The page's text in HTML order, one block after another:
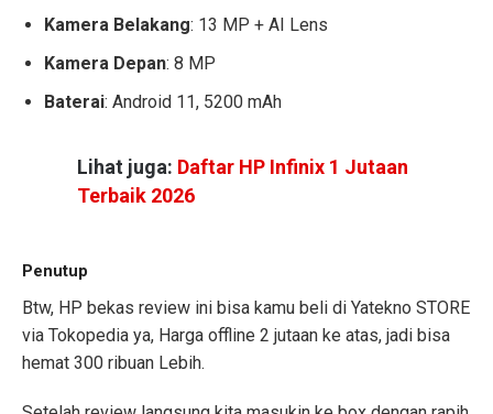
Kamera Belakang: 13 MP + AI Lens
Kamera Depan: 8 MP
Baterai: Android 11, 5200 mAh
Lihat juga: Daftar HP Infinix 1 Jutaan
Terbaik 2026
Penutup
Btw, HP bekas review ini bisa kamu beli di Yatekno STORE
via Tokopedia ya, Harga offline 2 jutaan ke atas, jadi bisa
hemat 300 ribuan Lebih.